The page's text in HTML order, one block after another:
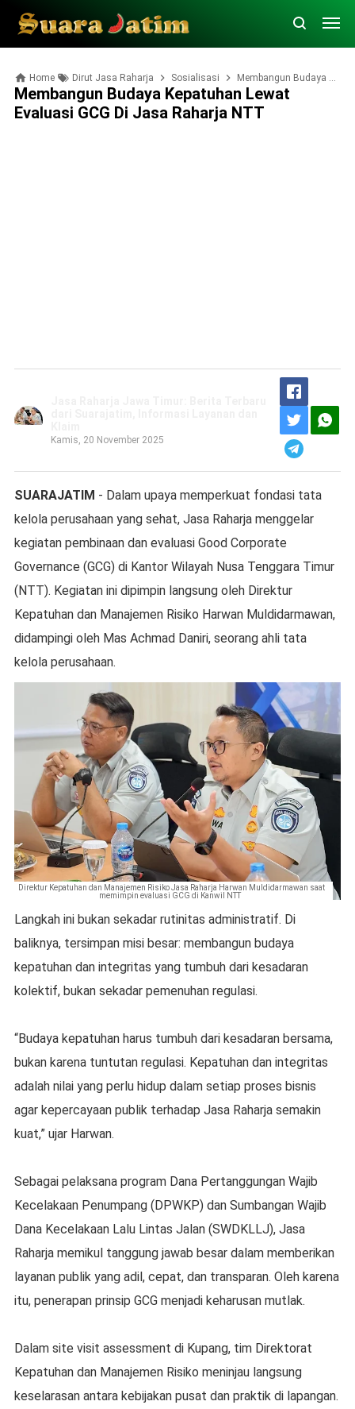
Home Dirut Jasa Raharja Sosialisasi Membangun Budaya Kepatuhan Lewat Evaluasi GCG di Jasa Raharja NTT
Membangun Budaya Kepatuhan Lewat
Evaluasi GCG Di Jasa Raharja NTT
Kamis, 20 November 2025
SUARAJATIM - Dalam upaya memperkuat fondasi tata
kelola perusahaan yang sehat, Jasa Raharja menggelar
kegiatan pembinaan dan evaluasi Good Corporate
Governance (GCG) di Kantor Wilayah Nusa Tenggara Timur
(NTT). Kegiatan ini dipimpin langsung oleh Direktur
Kepatuhan dan Manajemen Risiko Harwan Muldidarmawan,
didampingi oleh Mas Achmad Daniri, seorang ahli tata
kelola perusahaan.
Direktur Kepatuhan dan Manajemen Risiko Jasa Raharja Harwan Muldidarmawan saat
memimpin evaluasi GCG di Kanwil NTT
Langkah ini bukan sekadar rutinitas administratif. Di
baliknya, tersimpan misi besar: membangun budaya
kepatuhan dan integritas yang tumbuh dari kesadaran
kolektif, bukan sekadar pemenuhan regulasi.
“Budaya kepatuhan harus tumbuh dari kesadaran bersama,
bukan karena tuntutan regulasi. Kepatuhan dan integritas
adalah nilai yang perlu hidup dalam setiap proses bisnis
agar kepercayaan publik terhadap Jasa Raharja semakin
kuat,” ujar Harwan.
Sebagai pelaksana program Dana Pertanggungan Wajib
Kecelakaan Penumpang (DPWKP) dan Sumbangan Wajib
Dana Kecelakaan Lalu Lintas Jalan (SWDKLLJ), Jasa
Raharja memikul tanggung jawab besar dalam memberikan
layanan publik yang adil, cepat, dan transparan. Oleh karena
itu, penerapan prinsip GCG menjadi keharusan mutlak.
Dalam site visit assessment di Kupang, tim Direktorat
Kepatuhan dan Manajemen Risiko meninjau langsung
keselarasan antara kebijakan pusat dan praktik di lapangan.